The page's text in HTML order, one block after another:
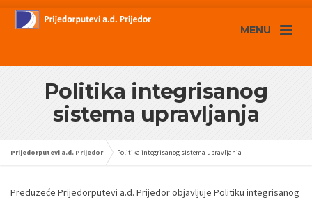
MENU
Politika integrisanog
sistema upravljanja
Prijedorputevi a.d. Prijedor Politika integrisanog sistema upravljanja
Preduzeće Prijedorputevi a.d. Prijedor objavljuje Politiku integrisanog